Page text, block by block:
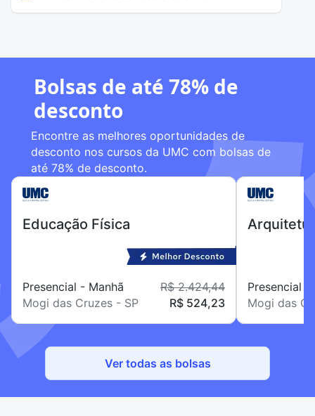
Bolsas de até 78% de
desconto
Encontre as melhores oportunidades de
desconto nos cursos da UMC com bolsas de
até 78% de desconto.
Educação Física
Presencial - Manhã
Mogi das Cruzes - SP
R$ 2.424,44
R$ 524,23
Presencial -
Mogi das
Ver todas as bolsas